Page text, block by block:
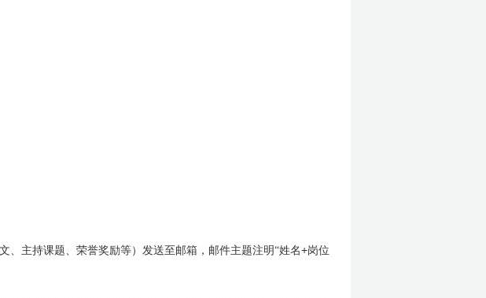
主持课题、荣誉奖励等）发送至邮箱，邮件主题注明“姓名+岗位